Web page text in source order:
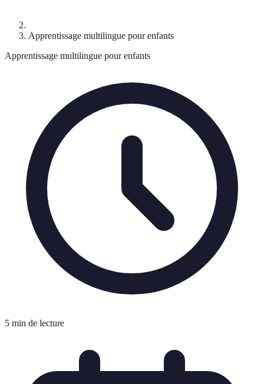
Apprentissage multilingue pour enfants
Apprentissage multilingue pour enfants
5 min de lecture